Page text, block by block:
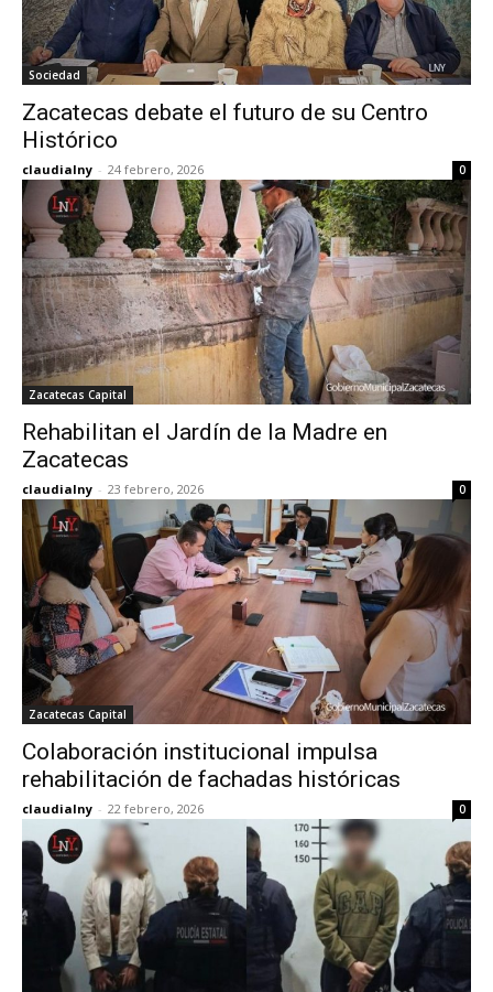
Sociedad
Zacatecas debate el futuro de su Centro
Histórico
claudialny - 24 febrero, 2026 0
Zacatecas Capital
Rehabilitan el Jardín de la Madre en
Zacatecas
claudialny - 23 febrero, 2026 0
Zacatecas Capital
Colaboración institucional impulsa
rehabilitación de fachadas históricas
claudialny - 22 febrero, 2026 0